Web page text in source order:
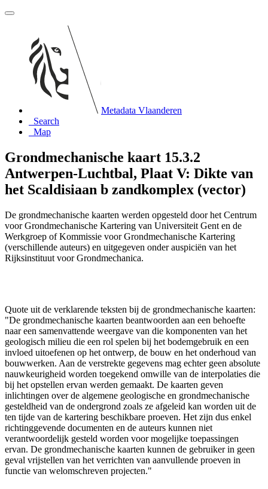
Metadata Vlaanderen
Search
Map
Grondmechanische kaart 15.3.2
Antwerpen-Luchtbal, Plaat V: Dikte van
het Scaldisiaan b zandkomplex (vector)
De grondmechanische kaarten werden opgesteld door het Centrum
voor Grondmechanische Kartering van Universiteit Gent en de
Werkgroep of Kommissie voor Grondmechanische Kartering
(verschillende auteurs) en uitgegeven onder auspiciën van het
Rijksinstituut voor Grondmechanica.
Quote uit de verklarende teksten bij de grondmechanische kaarten:
"De grondmechanische kaarten beantwoorden aan een behoefte
naar een samenvattende weergave van die komponenten van het
geologisch milieu die een rol spelen bij het bodemgebruik en een
invloed uitoefenen op het ontwerp, de bouw en het onderhoud van
bouwwerken. Aan de verstrekte gegevens mag echter geen absolute
nauwkeurigheid worden toegekend omwille van de interpolaties die
bij het opstellen ervan werden gemaakt. De kaarten geven
inlichtingen over de algemene geologische en grondmechanische
gesteldheid van de ondergrond zoals ze afgeleid kan worden uit de
ten tijde van de kartering beschikbare proeven. Het zijn dus enkel
richtinggevende documenten en de auteurs kunnen niet
verantwoordelijk gesteld worden voor mogelijke toepassingen
ervan. De grondmechanische kaarten kunnen de gebruiker in geen
geval vrijstellen van het verrichten van aanvullende proeven in
functie van welomschreven projecten."